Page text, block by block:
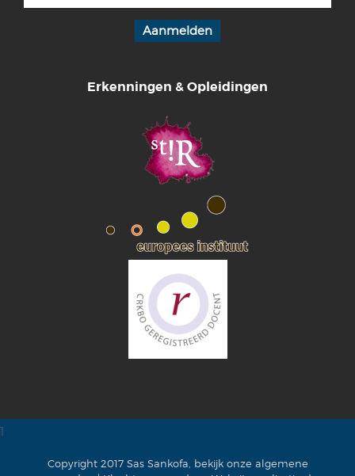
Erkenningen & Opleidingen
1
Copyright 2017 Sas Sankofa, bekijk onze algemene